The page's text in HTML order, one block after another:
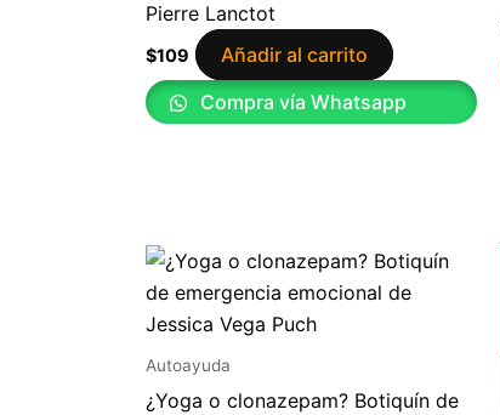
Pierre Lanctot
$109
Añadir al carrito
Compra vía Whatsapp
Autoayuda
¿Yoga o clonazepam? Botiquín de